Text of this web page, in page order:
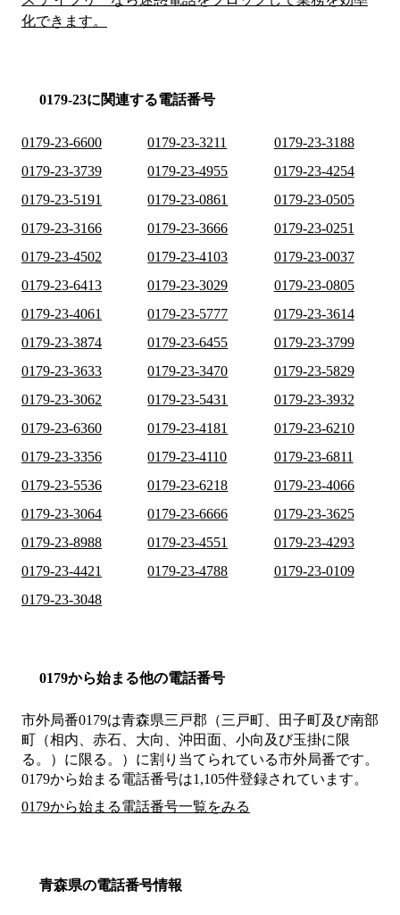
化できます。
0179-23に関連する電話番号
0179-23-6600 0179-23-3211
0179-23-3188
0179-23-3739
0179-23-4955
0179-23-4254
0179-23-5191
0179-23-0861
0179-23-0505
0179-23-3166
0179-23-3666
0179-23-0251
0179-23-4502
0179-23-4103
0179-23-0037
0179-23-6413
0179-23-3029
0179-23-0805
0179-23-4061
0179-23-5777
0179-23-3614
0179-23-3874
0179-23-6455
0179-23-3799
0179-23-3633
0179-23-3470
0179-23-5829
0179-23-3062
0179-23-5431
0179-23-3932
0179-23-6360
0179-23-4181
0179-23-6210
0179-23-3356
0179-23-4110
0179-23-6811
0179-23-5536
0179-23-6218
0179-23-4066
0179-23-3064
0179-23-6666
0179-23-3625
0179-23-8988
0179-23-4551
0179-23-4293
0179-23-4421
0179-23-4788
0179-23-0109
0179-23-3048
0179から始まる他の電話番号
市外局番0179は青森県三戸郡（三戸町、田子町及び南部
町（相内、赤石、大向、沖田面、小向及び玉掛に限
る。）に限る。） に割り当てられている市外局番です。
0179から始まる電話番号は1,105件登録されています。
0179から始まる電話番号一覧をみる
青森県の電話番号情報